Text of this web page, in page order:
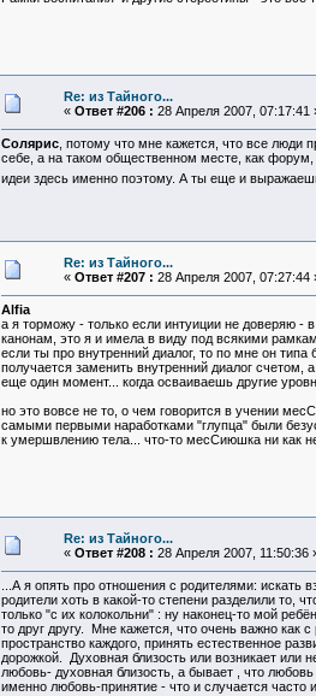
Re: из Тайного...
« Ответ #206 : 28 Апреля 2007, 07:17:41
Солярис, потому что мне кажется, что все люди
себе, а на таком общественном месте, как
идеи здесь именно поэтому. А ты еще и
Re: из Тайного...
« Ответ #207 : 28 Апреля 2007, 07:27:44
Alfia
а я торможу - только если интуиции не доверяю -
канонам, это я и имела в виду под всякими
если ты про внутренний диалог, то по мне он типа
получается заменить внутренний диалог счетом,
еще один момент... когда осваиваешь другие
но это вовсе не то, о чем говорится в учении
самыми первыми наработками "глупца" были
к умершвлению тела... что-то месСиюшка ни как
Re: из Тайного...
« Ответ #208 : 28 Апреля 2007, 11:50:36
...А я опять про отношения с родителями: искать
родители хоть в какой-то степени разделили то,
только "с их колокольни" : ну наконец-то мой
то друг другу. Мне кажется, что очень важно как
пространство каждого, принять естественное
дорожкой. Духовная близость или возникает или
любовь- духовная близость, а бывает , что
именно любовь-принятие - что и случается часто